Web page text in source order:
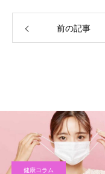
前の記事
健康コラム